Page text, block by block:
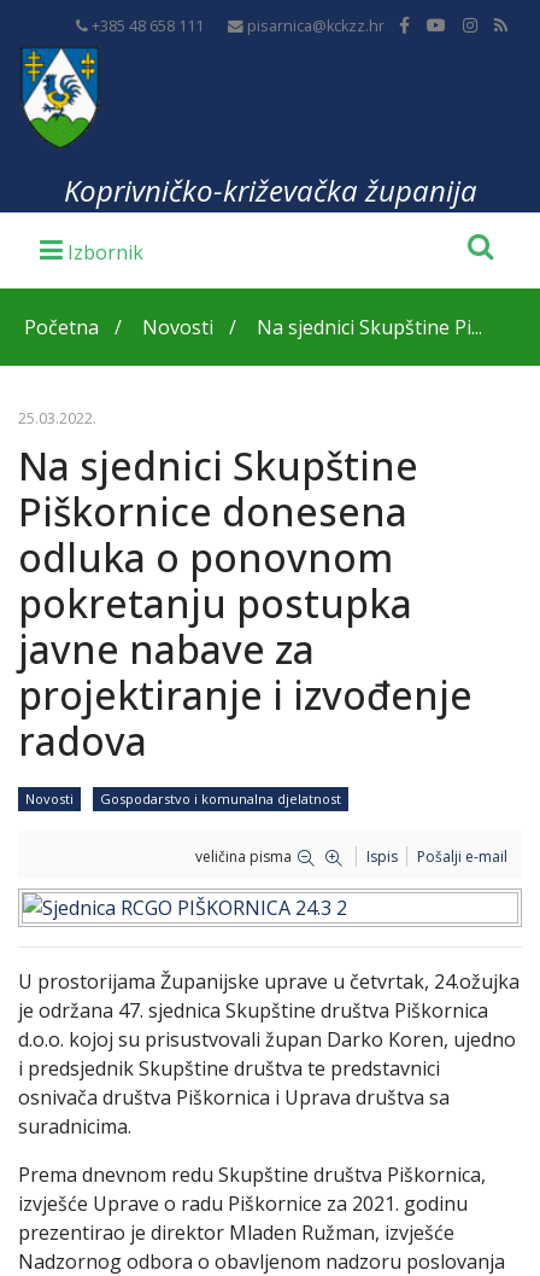
+385 48 658 111 pisarnica@kckzz.hr
Koprivničko-križevačka županija
Početna Novosti Na sjednici Skupštine Pi...
25.03.2022.
Na sjednici Skupštine
Piškornice donesena
odluka o ponovnom
pokretanju postupka
javne nabave za
projektiranje i izvođenje
radova
Novosti Gospodarstvo i komunalna djelatnost
veličina pisma Ispis Pošalji e-mail
U prostorijama Županijske uprave u četvrtak, 24.ožujka
je održana 47. sjednica Skupštine društva Piškornica
d.o.o. kojoj su prisustvovali župan Darko Koren, ujedno
i predsjednik Skupštine društva te predstavnici
osnivača društva Piškornica i Uprava društva sa
suradnicima.
Prema dnevnom redu Skupštine društva Piškornica,
izvješće Uprave o radu Piškornice za 2021. godinu
prezentirao je direktor Mladen Ružman, izvješće
Nadzornog odbora o obavljenom nadzoru poslovanja